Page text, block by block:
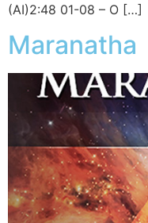
(AI)2:48 01-08 – O […]
Maranatha